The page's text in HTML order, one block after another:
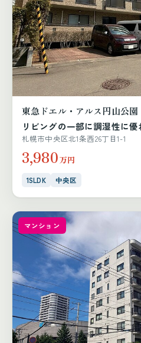
東急ドエル・アルス円山公園
リビングの一部に調湿性に
札幌市中央区北1条西26丁目1-1
3,980万円
1SLDK 中央区
マンション